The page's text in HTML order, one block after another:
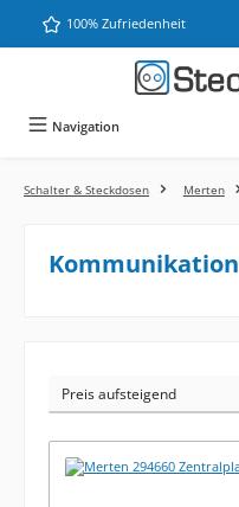
Zum Hauptinhalt springen
100% Zufriedenheit
Navigation
Schalter & Steckdosen Merten
Kommunikation